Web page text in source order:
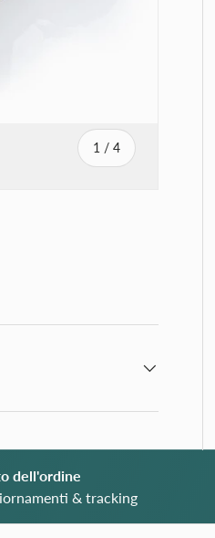
1 / di
4
CHIUSURA
rimarranno chiusi
Buona
dell'ordine
& tracking